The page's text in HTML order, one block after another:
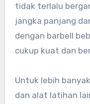
tidak terlalu
jangka panjang
dengan barbell
cukup kuat dan
Untuk lebih
dan alat latihan